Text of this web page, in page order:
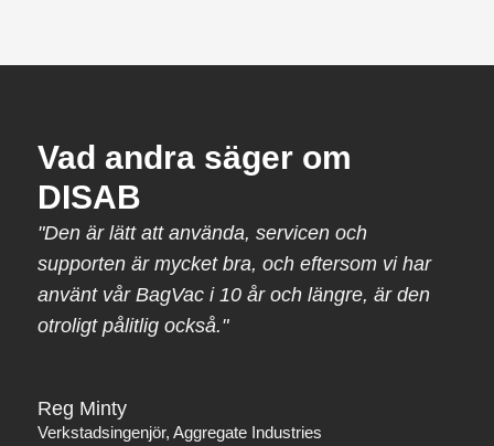
Vad andra säger om
DISAB
"Den är lätt att använda, servicen och
supporten är mycket bra, och eftersom vi har
använt vår BagVac i 10 år och längre, är den
otroligt pålitlig också."
Reg Minty
Verkstadsingenjör, Aggregate Industries